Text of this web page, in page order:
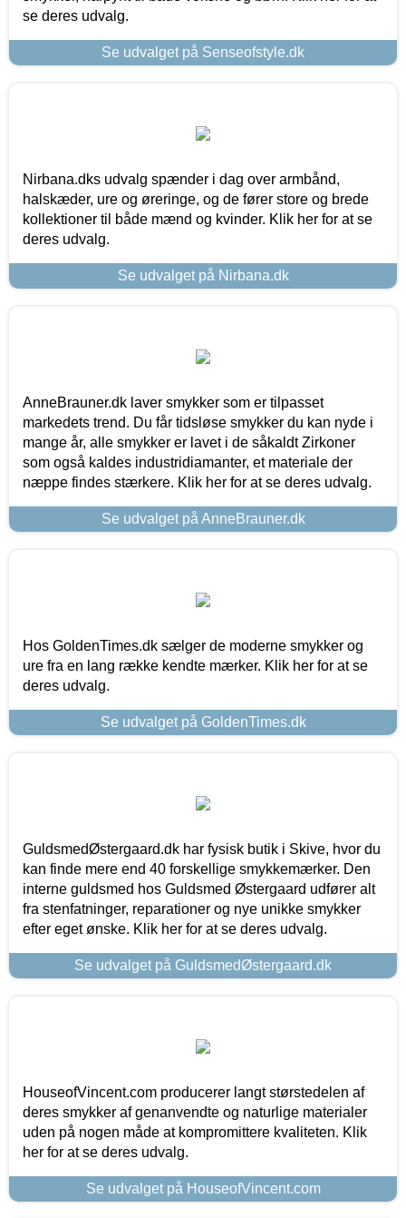
se deres udvalg.
Se udvalget på Senseofstyle.dk
Nirbana.dks udvalg spænder i dag over armbånd,
halskæder, ure og øreringe, og de fører store og brede
kollektioner til både mænd og kvinder. Klik her for at se
deres udvalg.
Se udvalget på Nirbana.dk
AnneBrauner.dk laver smykker som er tilpasset
markedets trend. Du får tidsløse smykker du kan nyde i
mange år, alle smykker er lavet i de såkaldt Zirkoner
som også kaldes industridiamanter, et materiale der
næppe findes stærkere. Klik her for at se deres udvalg.
Se udvalget på AnneBrauner.dk
Hos GoldenTimes.dk sælger de moderne smykker og
ure fra en lang række kendte mærker. Klik her for at se
deres udvalg.
Se udvalget på GoldenTimes.dk
GuldsmedØstergaard.dk har fysisk butik i Skive, hvor du
kan finde mere end 40 forskellige smykkemærker. Den
interne guldsmed hos Guldsmed Østergaard udfører alt
fra stenfatninger, reparationer og nye unikke smykker
efter eget ønske. Klik her for at se deres udvalg.
Se udvalget på GuldsmedØstergaard.dk
HouseofVincent.com producerer langt størstedelen af
deres smykker af genanvendte og naturlige materialer
uden på nogen måde at kompromittere kvaliteten. Klik
her for at se deres udvalg.
Se udvalget på HouseofVincent.com